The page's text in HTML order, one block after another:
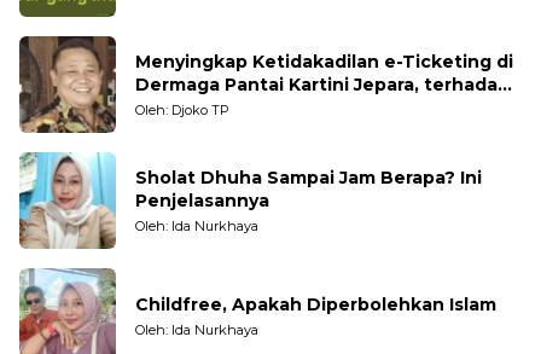
Menyingkap Ketidakadilan e-Ticketing di
Dermaga Pantai Kartini Jepara, terhadap
Nelayan Tradisional
Oleh: Djoko TP
Sholat Dhuha Sampai Jam Berapa? Ini
Penjelasannya
Oleh: Ida Nurkhaya
Childfree, Apakah Diperbolehkan Islam
Oleh: Ida Nurkhaya